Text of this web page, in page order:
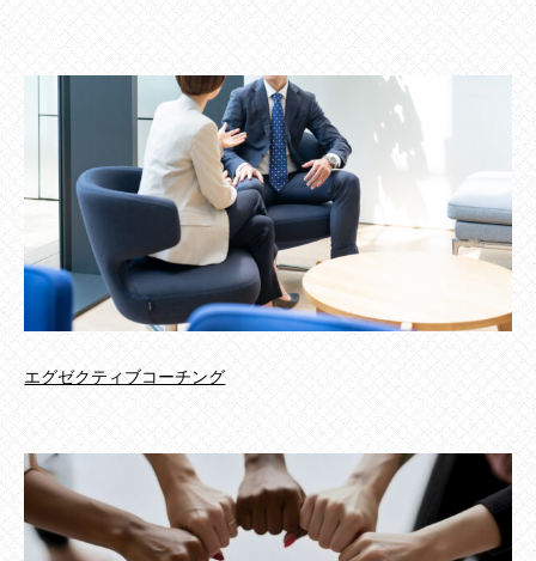
エグゼクティブコーチング